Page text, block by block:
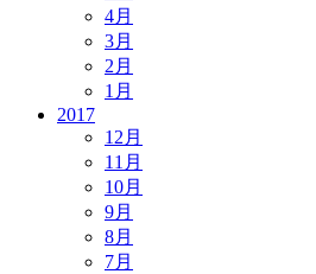
4月
3月
2月
1月
2017
12月
11月
10月
9月
8月
7月